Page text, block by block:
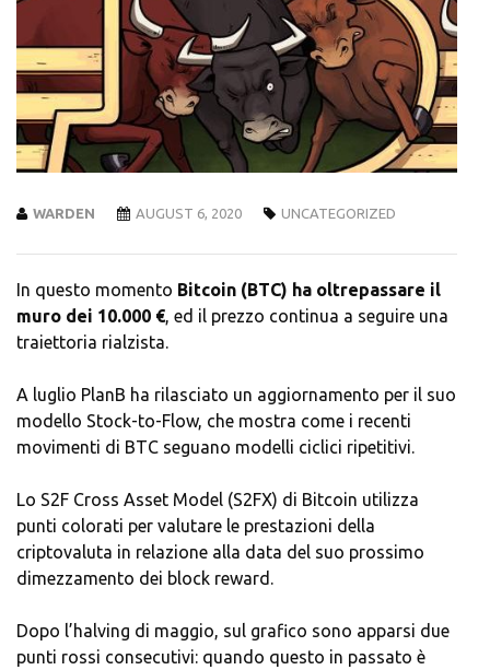
WARDEN AUGUST 6, 2020 UNCATEGORIZED
In questo momento Bitcoin (BTC) ha oltrepassare il
muro dei 10.000 €, ed il prezzo continua a seguire una
traiettoria rialzista.
A luglio PlanB ha rilasciato un aggiornamento per il suo
modello Stock-to-Flow, che mostra come i recenti
movimenti di BTC seguano modelli ciclici ripetitivi.
Lo S2F Cross Asset Model (S2FX) di Bitcoin utilizza
punti colorati per valutare le prestazioni della
criptovaluta in relazione alla data del suo prossimo
dimezzamento dei block reward.
Dopo l’halving di maggio, sul grafico sono apparsi due
punti rossi consecutivi: quando questo in passato è